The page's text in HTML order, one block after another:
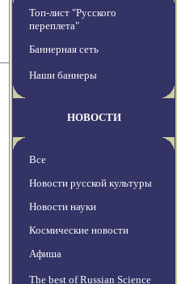
Топ-лист "Русского
переплета"
Баннерная сеть
Наши баннеры
НОВОСТИ
Все
Новости русской культуры
Новости науки
Космические новости
Афиша
The best of Russian Science